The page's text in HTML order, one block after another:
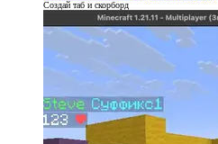
Создай таб и скорборд